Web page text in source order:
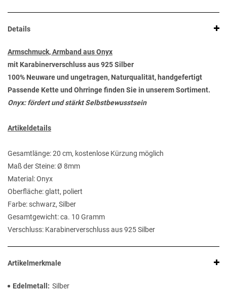
Details
Armschmuck, Armband aus Onyx
mit Karabinerverschluss aus 925 Silber
100% Neuware und ungetragen, Naturqualität, handgefertigt
Passende Kette und Ohrringe finden Sie in unserem Sortiment.
Onyx: fördert und stärkt Selbstbewusstsein
Artikeldetails
Gesamtlänge: 20 cm, kostenlose Kürzung möglich
Maß der Steine: Ø 8mm
Material: Onyx
Oberfläche: glatt, poliert
Farbe: schwarz, Silber
Gesamtgewicht: ca. 10 Gramm
Verschluss: Karabinerverschluss aus 925 Silber
Artikelmerkmale
Edelmetall Silber